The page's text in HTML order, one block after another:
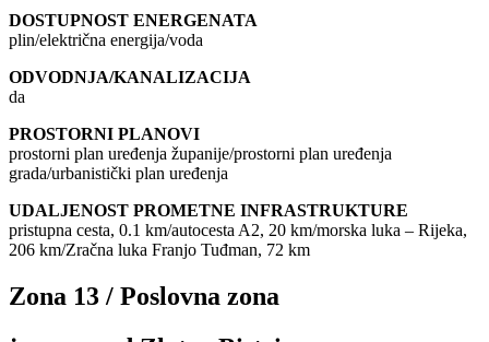
DOSTUPNOST ENERGENATA
plin/električna energija/voda
ODVODNJA/KANALIZACIJA
da
PROSTORNI PLANOVI
prostorni plan uređenja županije/prostorni plan uređenja
grada/urbanistički plan uređenja
UDALJENOST PROMETNE INFRASTRUKTURE
pristupna cesta, 0.1 km/autocesta A2, 20 km/morska luka – Rijeka,
206 km/Zračna luka Franjo Tuđman, 72 km
Zona 13 / Poslovna zona